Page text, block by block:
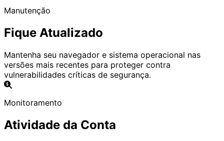
Manutenção
Fique Atualizado
Mantenha seu navegador e sistema operacional nas
versões mais recentes para proteger contra
vulnerabilidades críticas de segurança.
Monitoramento
Atividade da Conta